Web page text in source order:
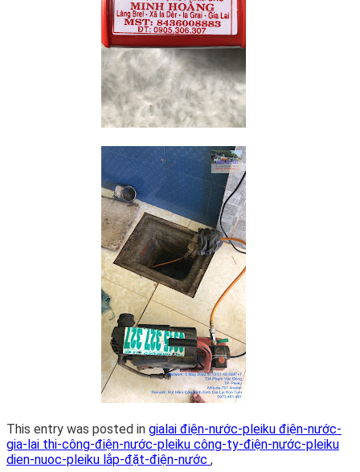
This entry was posted in gialai điện-nước-pleiku điện-nước-
gia-lai thi-công-điện-nước-pleiku công-ty-điện-nước-pleiku
dien-nuoc-pleiku lắp-đặt-điện-nước ,